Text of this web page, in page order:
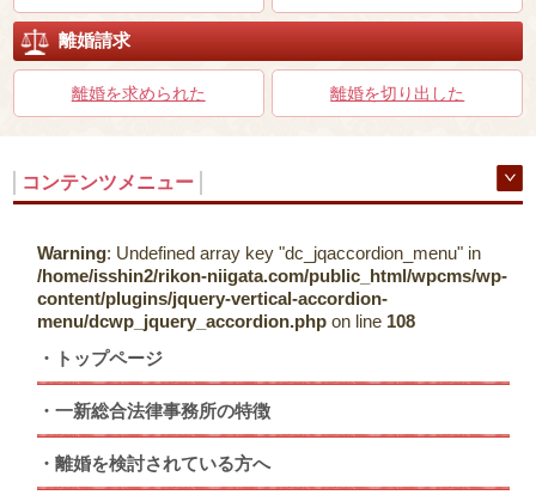
離婚請求
離婚を求められた 離婚を切り出した
コンテンツメニュー
Warning: Undefined array key "dc_jqaccordion_menu" in
/home/isshin2/rikon-niigata.com/public_html/wpcms/wp-
content/plugins/jquery-vertical-accordion-
menu/dcwp_jquery_accordion.php on line 108
トップページ
一新総合法律事務所の特徴
離婚を検討されている方へ